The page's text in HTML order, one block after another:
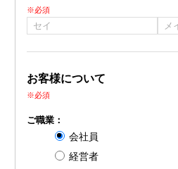
※必須
お客様について
※必須
ご職業：
会社員
経営者